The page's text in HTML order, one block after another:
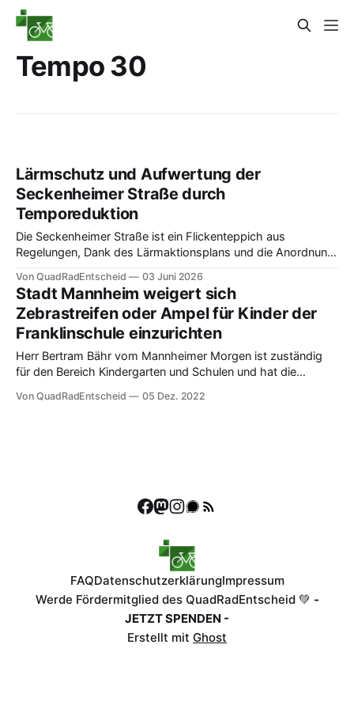
Tempo 30
Lärmschutz und Aufwertung der
Seckenheimer Straße durch
Temporeduktion
Die Seckenheimer Straße ist ein Flickenteppich aus
Regelungen, Dank des Lärmaktionsplans und die Anordnung
verständlicher und es kann sich einiges für Radverkehr
verändern.
Von QuadRadEntscheid 03 Juni 2026
Stadt Mannheim weigert sich
Zebrastreifen oder Ampel für Kinder der
Franklinschule einzurichten
Herr Bertram Bähr vom Mannheimer Morgen ist zuständig
für den Bereich Kindergarten und Schulen und hat die
Von QuadRadEntscheid 05 Dez. 2022
FAQDatenschutzerklärungImpressum
Werde Fördermitglied des QuadRadEntscheid 💚 -
JETZT SPENDEN -
Erstellt mit Ghost